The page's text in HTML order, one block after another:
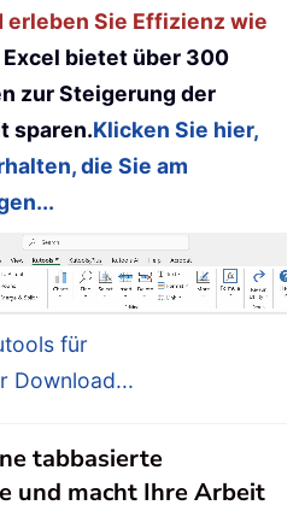
erleben Sie Effizienz wie
bietet über 300
zur Steigerung der
sparen.Klicken Sie hier,
die Sie am
für
Download...
tabbasierte
und macht Ihre Arbeit